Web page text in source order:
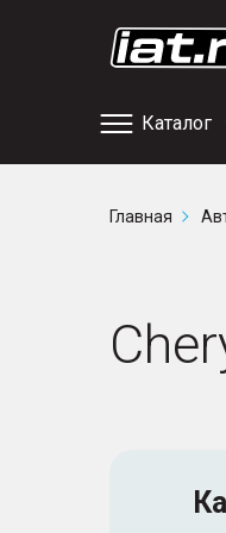
Каталог
Снегоходы
Квадроциклы
Главная